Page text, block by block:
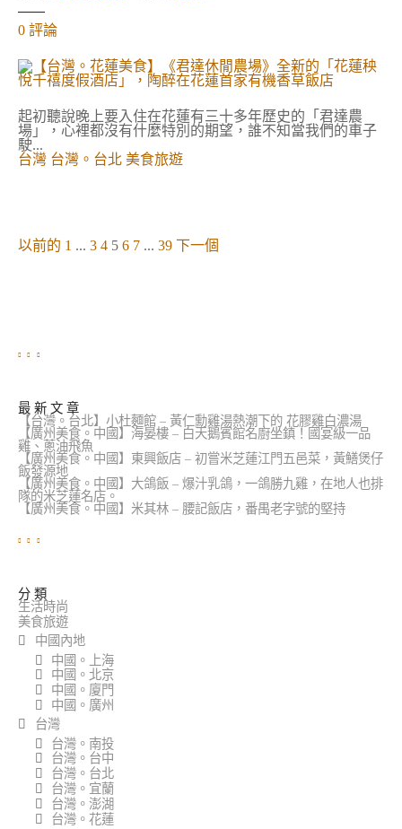
P
L
u
n
g
e
T
h
e
I
i
t
0 對
台
灣
。
蓮
美
食
】
農
蓮
千
禧
度
假
酒
店
」
，
陶
在
首
家
有
機
香
草
飯
店
的
評論
起初聽說晚上要入住在花蓮有三十多年歷史的「君達農
場」，心裡都沒有什麼特別的期望，誰不知當我們的車子
駛...
台灣 台灣。台北 美食旅遊
文
以前的 1 ... 3 4 5 6 7 ... 39 下一個
最 新 文 章
【台灣。台北】小杜麵館 – 黃仁勳雞湯熱潮下的 花膠雞白濃湯
【廣州美食。中國】海晏樓 – 白天鵝賓館名廚坐鎮！國宴級一品
雞、蔥油飛魚
【廣州美食。中國】東興飯店 – 初嘗米芝蓮江門五邑菜，黃鱔煲仔
飯發源地
【廣州美食。中國】大鴿飯 – 爆汁乳鴿，一鴿勝九雞，在地人也排
隊的米芝蓮名店。
【廣州美食。中國】米其林 – 腰記飯店，番禺老字號的堅持
分 類
生活時尚
美食旅遊
中國內地
中國。上海
中國。北京
中國。廈門
中國。廣州
台灣
台灣。南投
台灣。台中
台灣。台北
台灣。宜蘭
台灣。澎湖
台灣。花蓮